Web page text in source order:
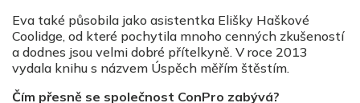
Eva také působila jako asistentka Elišky Haškové
Coolidge, od které pochytila mnoho cenných zkušeností
a dodnes jsou velmi dobré přítelkyně. V roce 2013
vydala knihu s názvem Úspěch měřím štěstím.
Čím přesně se společnost ConPro zabývá?